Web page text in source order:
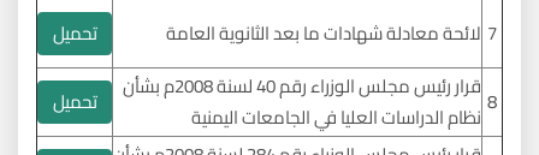
7 لائحة معادلة شهادات ما بعد الثانوية العامة
تحميل
8
قرار رئيس مجلس الوزراء رقم 40 لسنة 2008م بشأن
نظام الدراسات العليا في الجامعات اليمنية
تحميل